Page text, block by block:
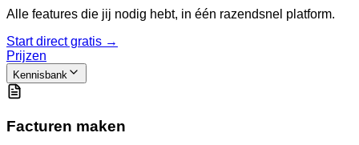
Alle features die jij nodig hebt, in één razendsnel platform.
Start direct gratis →
Prijzen
Kennisbank
Facturen maken